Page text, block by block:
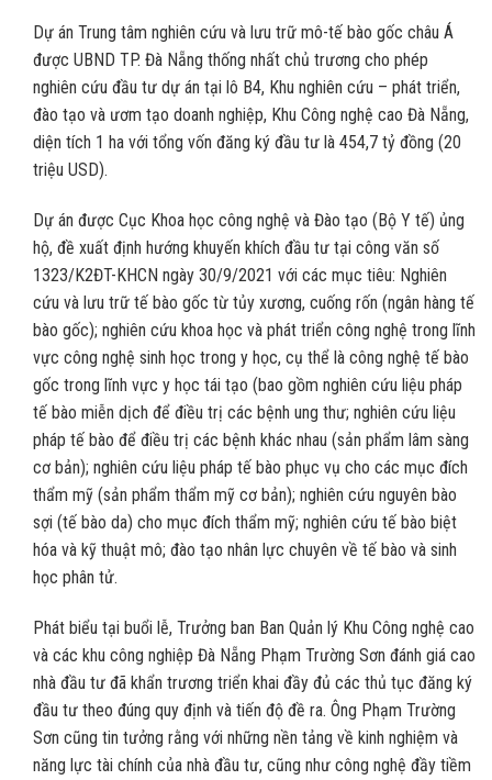
Dự án Trung tâm nghiên cứu và lưu trữ mô-tế bào gốc châu Á
được UBND TP. Đà Nẵng thống nhất chủ trương cho phép
nghiên cứu đầu tư dự án tại lô B4, Khu nghiên cứu – phát triển,
đào tạo và ươm tạo doanh nghiệp, Khu Công nghệ cao Đà Nẵng,
diện tích 1 ha với tổng vốn đăng ký đầu tư là 454,7 tỷ đồng (20
triệu USD).
Dự án được Cục Khoa học công nghệ và Đào tạo (Bộ Y tế) ủng
hộ, đề xuất định hướng khuyến khích đầu tư tại công văn số
1323/K2ĐT-KHCN ngày 30/9/2021 với các mục tiêu: Nghiên
cứu và lưu trữ tế bào gốc từ tủy xương, cuống rốn (ngân hàng tế
bào gốc); nghiên cứu khoa học và phát triển công nghệ trong lĩnh
vực công nghệ sinh học trong y học, cụ thể là công nghệ tế bào
gốc trong lĩnh vực y học tái tạo (bao gồm nghiên cứu liệu pháp
tế bào miễn dịch để điều trị các bệnh ung thư; nghiên cứu liệu
pháp tế bào để điều trị các bệnh khác nhau (sản phẩm lâm sàng
cơ bản); nghiên cứu liệu pháp tế bào phục vụ cho các mục đích
thẩm mỹ (sản phẩm thẩm mỹ cơ bản); nghiên cứu nguyên bào
sợi (tế bào da) cho mục đích thẩm mỹ; nghiên cứu tế bào biệt
hóa và kỹ thuật mô; đào tạo nhân lực chuyên về tế bào và sinh
học phân tử.
Phát biểu tại buổi lễ, Trưởng ban Ban Quản lý Khu Công nghệ cao
và các khu công nghiệp Đà Nẵng Phạm Trường Sơn đánh giá cao
nhà đầu tư đã khẩn trương triển khai đầy đủ các thủ tục đăng ký
đầu tư theo đúng quy định và tiến độ đề ra. Ông Phạm Trường
Sơn cũng tin tưởng rằng với những nền tảng về kinh nghiệm và
năng lực tài chính của nhà đầu tư, cũng như công nghệ đầy tiềm